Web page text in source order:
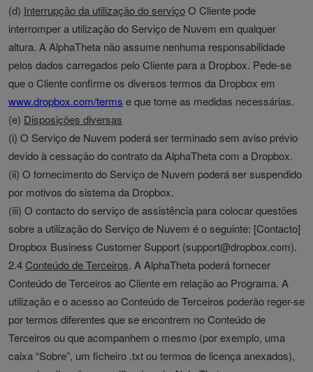
(d) Interrupção da utilização do serviçoO Cliente pode
interromper a utilização do Serviço de Nuvem em qualquer
altura. A AlphaTheta não assume nenhuma responsabilidade
pelos dados carregados pelo Cliente para a Dropbox. Pede-se
que o Cliente confirme os diversos termos da Dropbox em
www.dropbox.com/terms e que tome as medidas necessárias.
(e) Disposições diversas
(i) O Serviço de Nuvem poderá ser terminado sem aviso prévio
devido à cessação do contrato da AlphaTheta com a Dropbox.
(ii) O fornecimento do Serviço de Nuvem poderá ser suspendido
por motivos do sistema da Dropbox.
(iii) O contacto do serviço de assistência para colocar questões
sobre a utilização do Serviço de Nuvem é o seguinte: [Contacto]
Dropbox Business Customer Support (support@dropbox.com).
2.4Conteúdo de Terceiros. A AlphaTheta poderá fornecer
Conteúdo de Terceiros ao Cliente em relação ao Programa. A
utilização e o acesso ao Conteúdo de Terceiros poderão reger-se
por termos diferentes que se encontrem no Conteúdo de
Terceiros ou que acompanhem o mesmo (por exemplo, uma
caixa “Sobre”, um ficheiro .txt ou termos de licença anexados),